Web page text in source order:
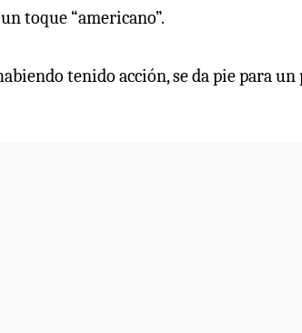
toque “americano”.
tenido acción, se da pie para